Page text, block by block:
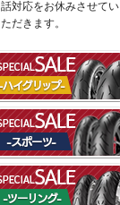
話対応をお休みさせてい
ただきます。